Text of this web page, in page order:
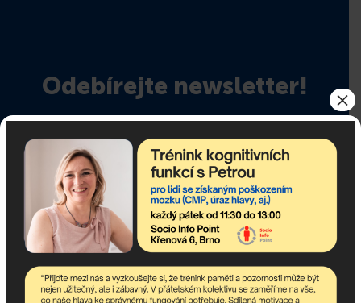
Odebírejte newsletter!
newsletter obsahuje nejaktuálnější nadcházející akce
komunitního centra a dění v asociaci.
×